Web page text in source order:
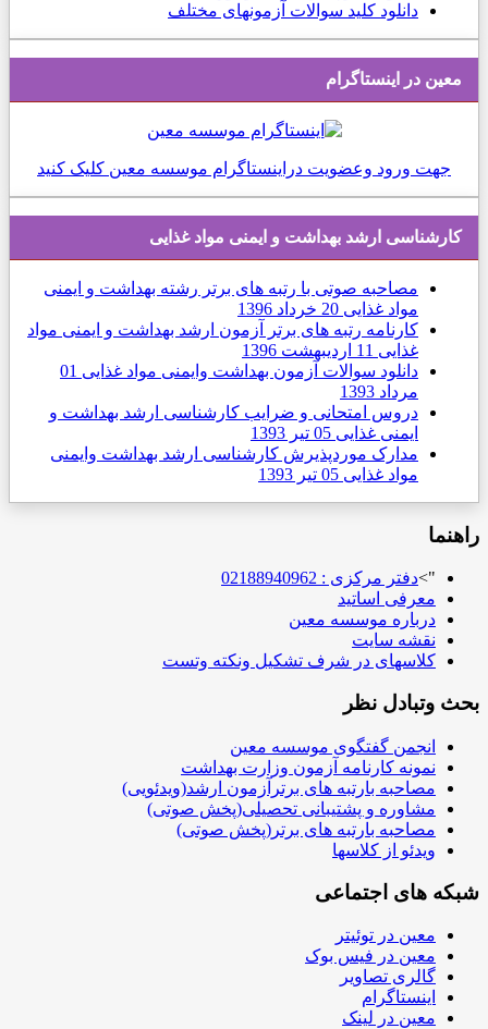
دانلود کلید سوالات آزمونهای مختلف
در اینستاگرام
ورود وعضویت دراینستاگرام موسسه معین کلیک کنید
ارشد بهداشت و ایمنی مواد غذایی
مصاحبه صوتی با رتبه های برتر رشته بهداشت و ایمنی
مواد غذایی 20 خرداد 1396
کارنامه رتبه های برتر آزمون ارشد بهداشت و ایمنی مواد
11 ارديبهشت 1396
دانلود سوالات آزمون بهداشت وایمنی مواد غذایی 01
دروس امتحانی و ضرایب کارشناسی ارشد بهداشت و
ایمنی غذایی 05 تیر 1393
مدارک موردپذیرش کارشناسی ارشد بهداشت وایمنی
مواد غذایی 05 تیر 1393
دفتر مرکزی : 02188940962
معرفی اساتید
درباره موسسه معین
نقشه سایت
کلاسهای در شرف تشکیل ونکته وتست
نظر
انجمن گفتگوی موسسه معین
نمونه کارنامه آزمون وزارت بهداشت
مصاحبه بارتبه های برترآزمون ارشد(ویدئویی)
مشاوره و پشتیبانی تحصیلی(پخش صوتی)
مصاحبه بارتبه های برتر(پخش صوتی)
ویدئو از کلاسها
های اجتماعی
معین در توئیتر
معین در فیس بوک
گالری تصاویر
اینستاگرام
معین در لینک